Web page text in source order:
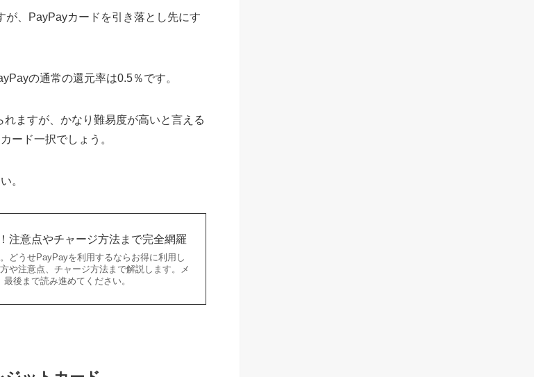
、PayPayカードを引き落とし先にす
の通常の還元率は0.5％です。
ますが、かなり難易度が高いと言える
ード一択でしょう。
。
注意点やチャージ方法まで完全網羅
どうせPayPayを利用するならお得に利用し
や注意点、チャージ方法まで解説します。メ
後まで読み進めてください。